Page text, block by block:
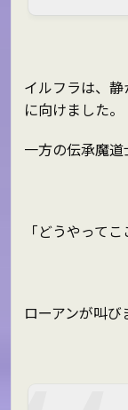
イルフラは、
に向けました。
一方の伝承魔道
「どうやってこ
ローアンが叫び